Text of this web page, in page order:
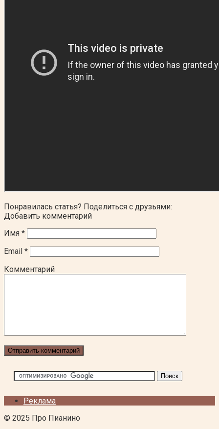
Понравилась статья? Поделиться с друзьями:
Добавить комментарий
Имя *
Email *
Комментарий
Реклама
© 2025 Про Пианино